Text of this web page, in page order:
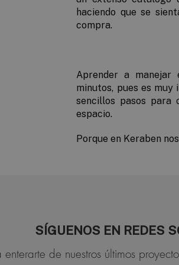
haciendo que se
compra.
Aprender a manejar
minutos, pues es
sencillos pasos para
espacio.
Porque en Keraben
SÍGUENOS EN REDES
de nuestros últimos